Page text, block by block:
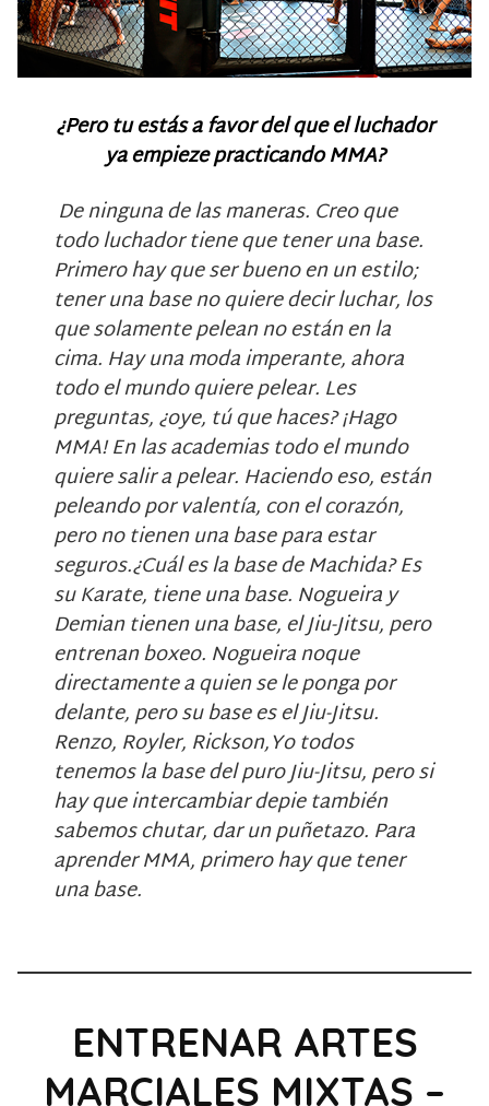
¿Pero tu estás a favor del que el luchador
ya empieze practicando MMA?
De ninguna de las maneras. Creo que
todo luchador tiene que tener una base.
Primero hay que ser bueno en un estilo;
tener una base no quiere decir luchar, los
que solamente pelean no están en la
cima. Hay una moda imperante, ahora
todo el mundo quiere pelear. Les
preguntas, ¿oye, tú que haces? ¡Hago
MMA! En las academias todo el mundo
quiere salir a pelear. Haciendo eso, están
peleando por valentía, con el corazón,
pero no tienen una base para estar
seguros.¿Cuál es la base de Machida? Es
su Karate, tiene una base. Nogueira y
Demian tienen una base, el Jiu-Jitsu, pero
entrenan boxeo. Nogueira noque
directamente a quien se le ponga por
delante, pero su base es el Jiu-Jitsu.
Renzo, Royler, Rickson,Yo todos
tenemos la base del puro Jiu-Jitsu, pero si
hay que intercambiar depie también
sabemos chutar, dar un puñetazo. Para
aprender MMA, primero hay que tener
una base.
ENTRENAR ARTES
MARCIALES MIXTAS –